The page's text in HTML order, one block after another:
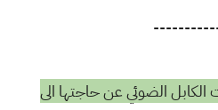
الضوئي عن حاجتها الى